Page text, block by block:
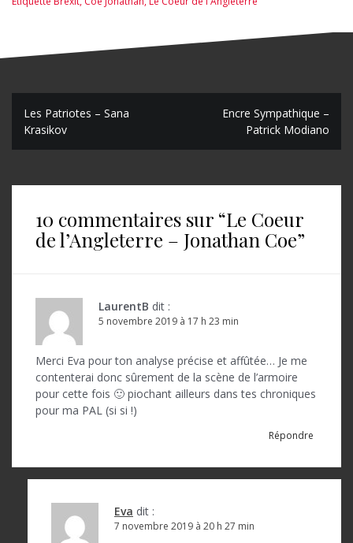
N
a
’
Les Patriotes – Sana
Krasikov
Encre Sympathique –
Patrick Modiano
10 commentaires sur “Le Coeur
de l’Angleterre – Jonathan Coe”
LaurentB dit :
5 novembre 2019 à 17 h 23 min
Merci Eva pour ton analyse précise et affûtée… Je me
contenterai donc sûrement de la scène de l’armoire
pour cette fois 🙂 piochant ailleurs dans tes chroniques
pour ma PAL (si si !)
Répondre
Eva dit :
7 novembre 2019 à 20 h 27 min